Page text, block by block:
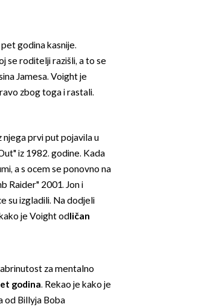
godina kasnije.
se roditelji razišli, a to se
Jamesa. Voight je
zbog toga i rastali.
njega prvi put pojavila u
iz 1982. godine. Kada
a s ocem se ponovno na
Raider" 2001. Jon i
su izgladili. Na dodjeli
je Voight odličan
za mentalno
godina. Rekao je kako je
od Billyja Boba
OBAVIJESTI